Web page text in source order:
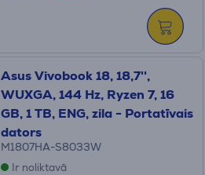
Asus Vivobook 18, 18,7'',
WUXGA, 144 Hz, Ryzen 7, 16
GB, 1 TB, ENG, zila - Portatīvais
dators
M1807HA-S8033W
Ir noliktavā